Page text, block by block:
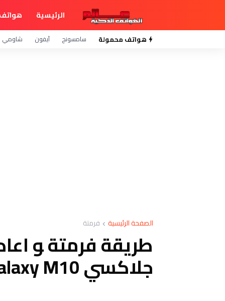
الرئيسية
هواتف محمولة سامسونج آيفون شاومي
الصفحة الرئيسية فرمتة
طريقة فرمتة ﻮ
جلاكسي SAMSUNG Galaxy M10